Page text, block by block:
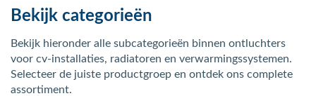
(Sanitair)
(Verwarming, kachels & ketels)
Bekijk categorieën
Bekijk hieronder alle subcategorieën binnen ontluchters
voor cv-installaties, radiatoren en verwarmingssystemen.
Selecteer de juiste productgroep en ontdek ons complete
assortiment.